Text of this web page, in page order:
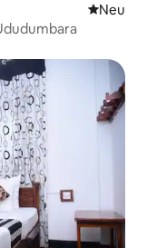
Neue
Neu